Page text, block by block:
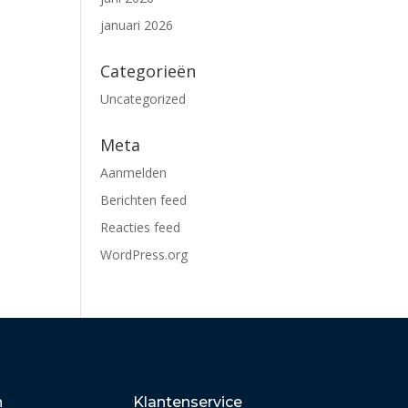
januari 2026
Categorieën
Uncategorized
Meta
Aanmelden
Berichten feed
Reacties feed
WordPress.org
Klantenservice